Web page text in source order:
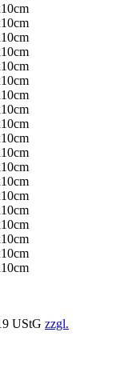
UStG zzgl.